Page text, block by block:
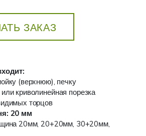
ЗАКАЗ
(верхнюю), печку
криволинейная порезка
торцов
20 мм
20мм, 20+20мм, 30+20мм,